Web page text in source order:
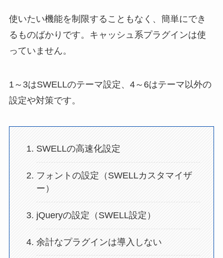
使いたい機能を制限することもなく、簡単にでき
るものばかりです。キャッシュ系プラグインは使
っていません。
1～3はSWELLのテーマ設定、4～6はテーマ以外の
設定や対策です。
SWELLの高速化設定
フォントの設定（SWELLカスタマイザ
ー）
jQueryの設定（SWELL設定）
余計なプラグインは導入しない